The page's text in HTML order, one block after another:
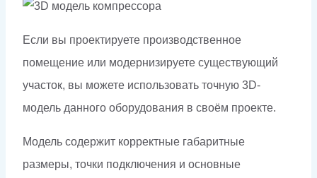
Если вы проектируете производственное
помещение или модернизируете существующий
участок, вы можете использовать точную 3D-
модель данного оборудования в своём проекте.
Модель содержит корректные габаритные
размеры, точки подключения и основные